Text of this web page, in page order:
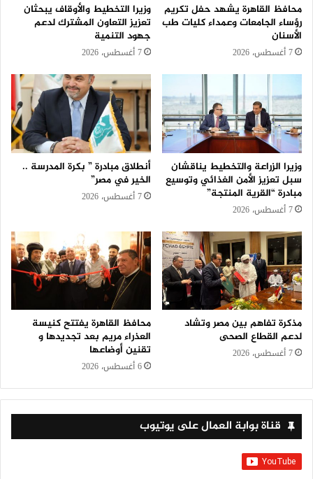
محافظ القاهرة يشهد حفل تكريم
رؤساء الجامعات وعمداء كليات طب
الأسنان
7 أغسطس، 2026
وزيرا التخطيط والأوقاف يبحثان
تعزيز التعاون المشترك لدعم
جهود التنمية
7 أغسطس، 2026
وزيرا الزراعة والتخطيط يناقشان
سبل تعزيز الأمن الغذائي وتوسيع
مبادرة “القرية المنتجة”
7 أغسطس، 2026
أنطلاق مبادرة ” بكرة المدرسة ..
الخير في مصر”
7 أغسطس، 2026
مذكرة تفاهم بين مصر وتشاد
لدعم القطاع الصحى
7 أغسطس، 2026
محافظ القاهرة يفتتح كنيسة
العذراء مريم بعد تجديدها و
تقنين أوضاعها
6 أغسطس، 2026
قناة بوابة العمال على يوتيوب